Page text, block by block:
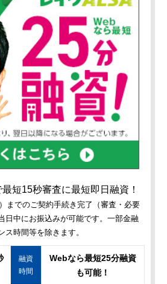
短15秒審査に最短即日融資！
までのご契約手続き完了（審査・必要
日中にお振込みが可能です。一部金融
ス時間等を除きます。
融資
時間
Webなら最短25分融資
も可能！